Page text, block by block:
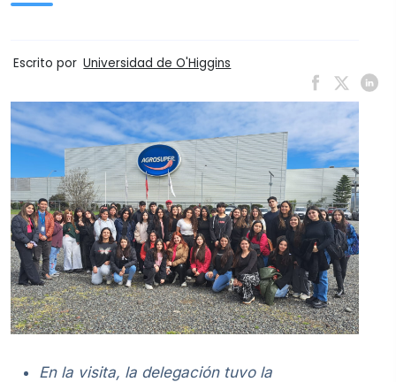
Escrito por Universidad de O'Higgins
En la visita, la delegación tuvo la